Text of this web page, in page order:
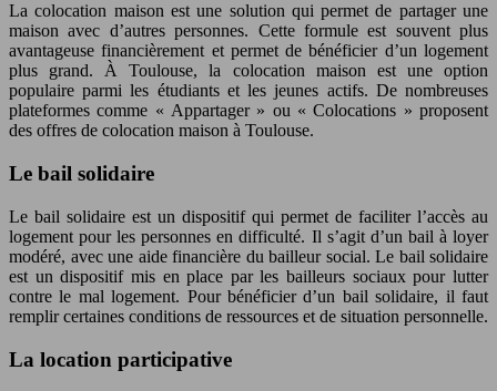
La colocation maison est une solution qui permet de partager une
maison avec d’autres personnes. Cette formule est souvent plus
avantageuse financièrement et permet de bénéficier d’un logement
plus grand. À Toulouse, la colocation maison est une option
populaire parmi les étudiants et les jeunes actifs. De nombreuses
plateformes comme « Appartager » ou « Colocations » proposent
des offres de colocation maison à Toulouse.
Le bail solidaire
Le bail solidaire est un dispositif qui permet de faciliter l’accès au
logement pour les personnes en difficulté. Il s’agit d’un bail à loyer
modéré, avec une aide financière du bailleur social. Le bail solidaire
est un dispositif mis en place par les bailleurs sociaux pour lutter
contre le mal logement. Pour bénéficier d’un bail solidaire, il faut
remplir certaines conditions de ressources et de situation personnelle.
La location participative